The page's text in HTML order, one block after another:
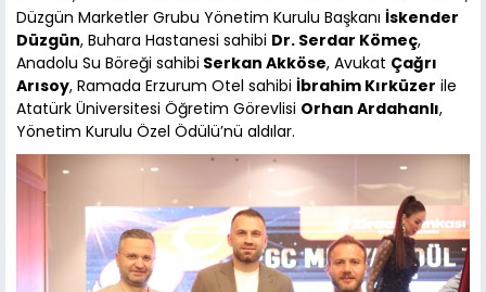
Düzgün Marketler Grubu Yönetim Kurulu Başkanı İskender
Düzgün, Buhara Hastanesi sahibi Dr. Serdar Kömeç,
Anadolu Su Böreği sahibi Serkan Akköse, Avukat Çağrı
Arısoy, Ramada Erzurum Otel sahibi İbrahim Kırküzer ile
Atatürk Üniversitesi Öğretim Görevlisi Orhan Ardahanlı,
Yönetim Kurulu Özel Ödülü’nü aldılar.